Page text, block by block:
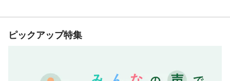
ピックアップ特集